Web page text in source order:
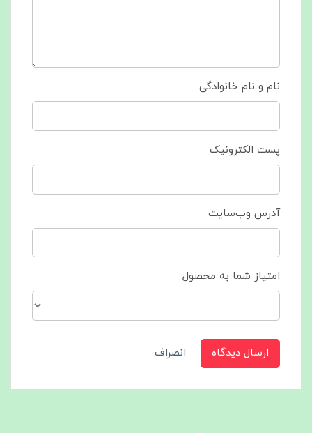
نام و نام خانوادگی
پست الکترونیک
آدرس وب‌سایت
امتیاز شما به محصول
ارسال دیدگاه انصراف